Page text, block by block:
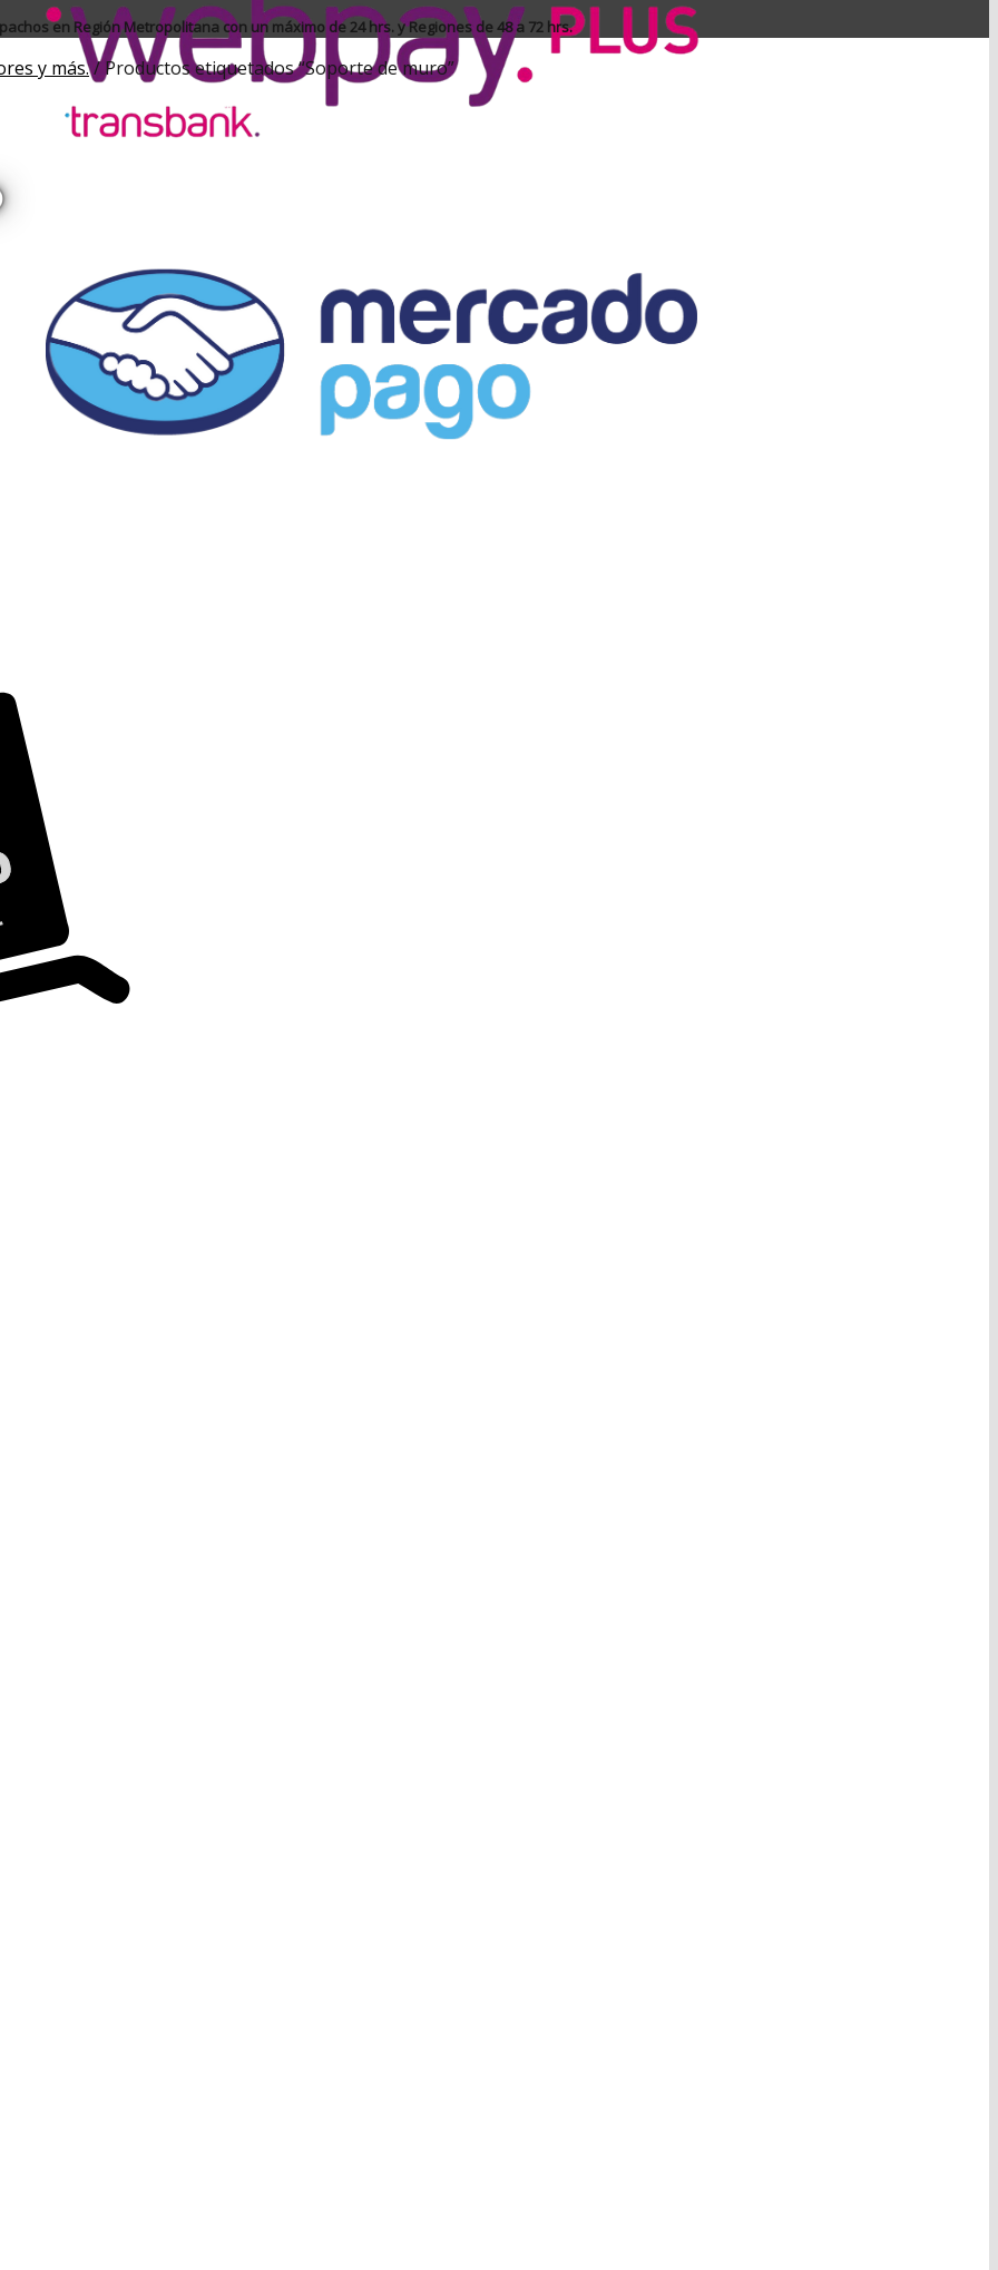
en Región Metropolitana con un máximo de 24 hrs. y Regiones de 48 a 72 hrs.
y más./Productos etiquetados “Soporte de muro”